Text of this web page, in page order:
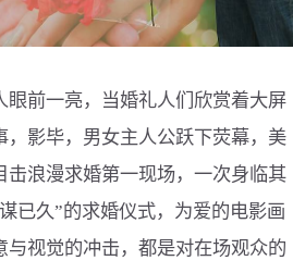
眼前一亮，当婚礼人们欣赏着大屏
，影毕，男女主人公跃下荧幕，美
击浪漫求婚第一现场，一次身临其
已久”的求婚仪式，为爱的电影画
与视觉的冲击，都是对在场观众的